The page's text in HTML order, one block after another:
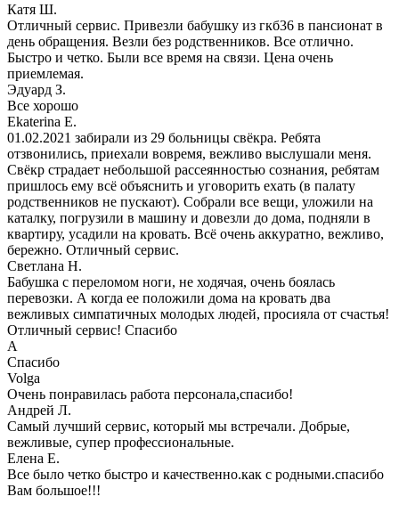
Катя Ш.
Отличный сервис. Привезли бабушку из гкб36 в пансионат в
день обращения. Везли без родственников. Все отлично.
Быстро и четко. Были все время на связи. Цена очень
приемлемая.
Эдуард З.
Все хорошо
Ekaterina E.
01.02.2021 забирали из 29 больницы свёкра. Ребята
отзвонились, приехали вовремя, вежливо выслушали меня.
Свёкр страдает небольшой рассеянностью сознания, ребятам
пришлось ему всё объяснить и уговорить ехать (в палату
родственников не пускают). Собрали все вещи, уложили на
каталку, погрузили в машину и довезли до дома, подняли в
квартиру, усадили на кровать. Всё очень аккуратно, вежливо,
бережно. Отличный сервис.
Светлана Н.
Бабушка с переломом ноги, не ходячая, очень боялась
перевозки. А когда ее положили дома на кровать два
вежливых симпатичных молодых людей, просияла от счастья!
Отличный сервис! Спасибо
A
Спасибо
Volga
Очень понравилась работа персонала,спасибо!
Андрей Л.
Самый лучший сервис, который мы встречали. Добрые,
вежливые, супер профессиональные.
Елена Е.
Все было четко быстро и качественно.как с родными.спасибо
Вам большое!!!